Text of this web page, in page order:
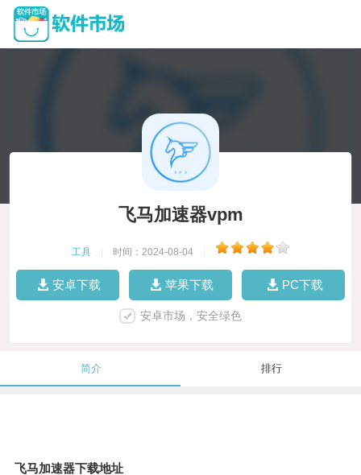
飞马加速器vpm
工具 时间：2024-08-04
安卓下载 苹果下载 PC下载
安卓市场，安全绿色
简介 排行
飞马加速器下载地址